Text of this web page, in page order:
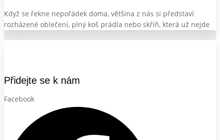
Když se řekne nepořádek doma, většina z nás si představí
rozházené oblečení, plný koš prádla nebo skříň, která už nejde
Přidejte se k nám
Facebook